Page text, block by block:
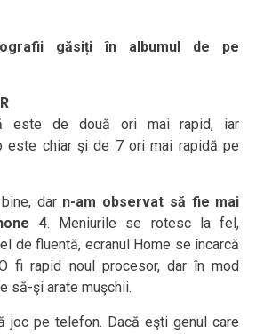
găsiți în albumul de pe
este de două ori mai rapid, iar
este chiar şi de 7 ori mai rapidă pe
dar n-am observat să fie mai
4. Meniurile se rotesc la fel,
de fluentă, ecranul Home se încarcă
fi rapid noul procesor, dar în mod
să-şi arate muşchii.
joc pe telefon. Dacă eşti genul care